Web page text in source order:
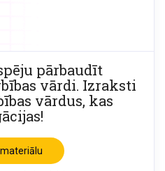
pārbaudīt
vārdi. Izraksti
vārdus, kas